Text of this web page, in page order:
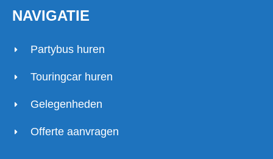
NAVIGATIE
Partybus huren
Touringcar huren
Gelegenheden
Offerte aanvragen